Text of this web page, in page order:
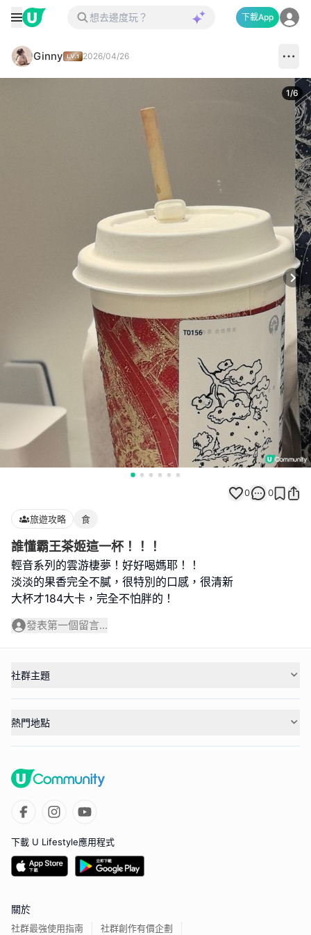
下載App
Ginny 2026/04/26
1/6
0 0
旅遊攻略 食
誰懂霸王茶姬這一杯！！！
輕音系列的雲游棲夢！好好喝媽耶！！
淡淡的果香完全不膩，很特別的口感，很清新
大杯才184大卡，完全不怕胖的！
發表第一個留言...
社群主題
熱門地點
下載 U Lifestyle應用程式
關於
社群最強使用指南 社群創作有價企劃